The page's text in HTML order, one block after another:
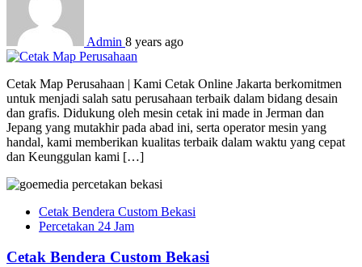
Admin 8 years ago
Cetak Map Perusahaan | Kami Cetak Online Jakarta berkomitmen
untuk menjadi salah satu perusahaan terbaik dalam bidang desain
dan grafis. Didukung oleh mesin cetak ini made in Jerman dan
Jepang yang mutakhir pada abad ini, serta operator mesin yang
handal, kami memberikan kualitas terbaik dalam waktu yang cepat
dan Keunggulan kami […]
Cetak Bendera Custom Bekasi
Percetakan 24 Jam
Cetak Bendera Custom Bekasi